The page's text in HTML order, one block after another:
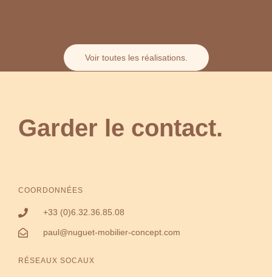
Voir toutes les réalisations.
Garder le contact.
COORDONNÉES
+33 (0)6.32.36.85.08
paul@nuguet-mobilier-concept.com
RÉSEAUX SOCAUX